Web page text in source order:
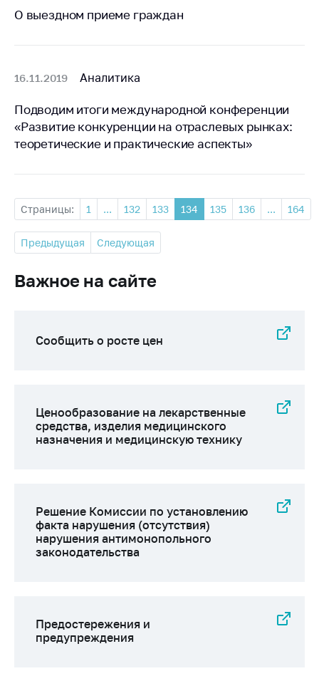
О выездном приеме граждан
16.11.2019 Аналитика
Подводим итоги международной конференции
«Развитие конкуренции на отраслевых рынках:
теоретические и практические аспекты»
Страницы: 1 ... 132 133 134 135 136 ... 164
Предыдущая Следующая
Важное на сайте
Сообщить о росте цен
Ценообразование на лекарственные
средства, изделия медицинского
назначения и медицинскую технику
Решение Комиссии по установлению
факта нарушения (отсутствия)
нарушения антимонопольного
законодательства
Предостережения и
предупреждения